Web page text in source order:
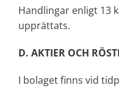
Handlingar enligt 13
upprättats.
D. AKTIER OCH
I bolaget finns vid